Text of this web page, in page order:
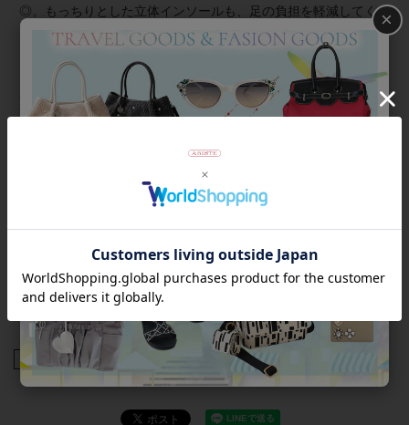
◎。もっちりとした立体インソールも、足の負担を軽減してく
れます。
【外箱について】
入荷時の外箱を、アビステの段ボールに入れて発送いたしま
す。入荷時の外箱は汚れや傷、穴がある場合がございます。あ
商品は検品済みであり、外箱のダメージとは関連がございませ
また、外箱がご不要の場合はご注文時の備考欄にご記入くださ
いませ。緩衝材やセロファンで包み、段ボールにお入れして発
送いたします。
【ラッピングについて】
この商品は簡易ラッピング対象商品です。靴を透明の袋とリボ
商品番号 2256043
×